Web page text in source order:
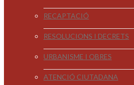
RECAPTACIÓ
RESOLUCIONS I DECRETS
URBANISME I OBRES
ATENCIÓ CIUTADANA